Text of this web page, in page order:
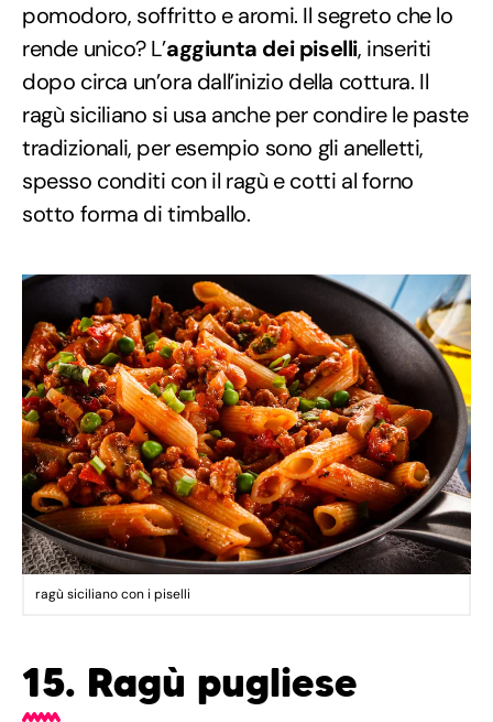
pomodoro, soffritto e aromi. Il segreto che lo
rende unico? L’aggiunta dei piselli, inseriti
dopo circa un’ora dall’inizio della cottura. Il
ragù siciliano si usa anche per condire le paste
tradizionali, per esempio sono gli anelletti,
spesso conditi con il ragù e cotti al forno
sotto forma di timballo.
ragù siciliano con i piselli
15. Ragù pugliese